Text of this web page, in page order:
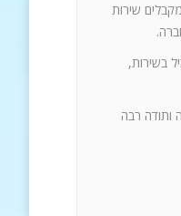
שירות
בשירות,
ותודה רבה